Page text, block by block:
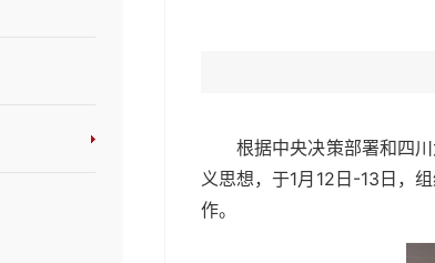
根据中央决策部署和四
义思想，于1月12日-13日，
作。